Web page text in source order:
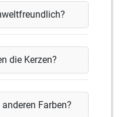
die Kerzen?
Farben?